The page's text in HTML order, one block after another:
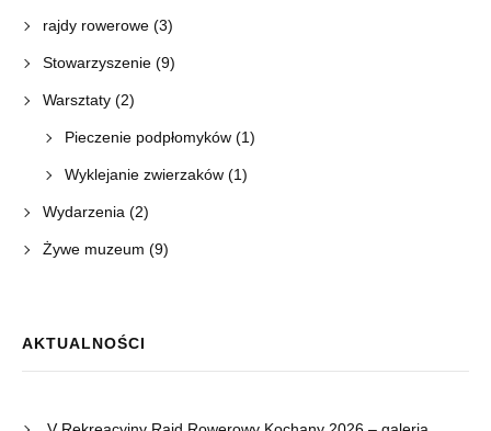
rajdy rowerowe(3)
Stowarzyszenie(9)
Warsztaty(2)
Pieczenie podpłomyków(1)
Wyklejanie zwierzaków(1)
Wydarzenia (2)
Żywe muzeum (9)
AKTUALNOŚCI